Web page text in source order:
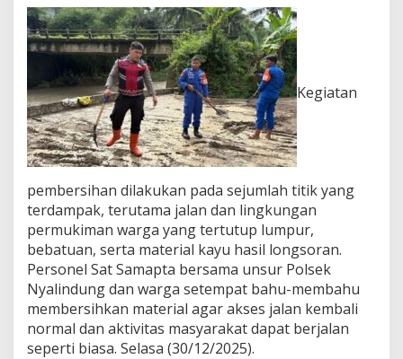
i
h
k
a
n
M
a
t
e
r
i
a
B
a
n
j
i
r
d
a
n
Kegiatan
pembersihan dilakukan pada sejumlah titik yang
terdampak, terutama jalan dan lingkungan
permukiman warga yang tertutup lumpur,
bebatuan, serta material kayu hasil longsoran.
Personel Sat Samapta bersama unsur Polsek
Nyalindung dan warga setempat bahu-membahu
membersihkan material agar akses jalan kembali
normal dan aktivitas masyarakat dapat berjalan
seperti biasa. Selasa (30/12/2025).